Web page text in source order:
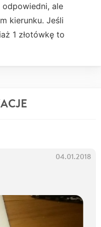
ale
kierunku. Jeśli
1 złotówkę to
04.01.2018